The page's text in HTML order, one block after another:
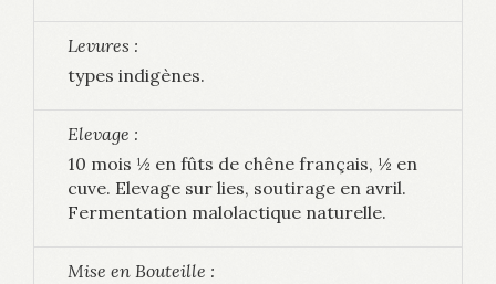
Levures :
types indigènes.
Elevage :
10 mois ½ en fûts de chêne français, ½ en
cuve. Elevage sur lies, soutirage en avril.
Fermentation malolactique naturelle.
Mise en Bouteille :